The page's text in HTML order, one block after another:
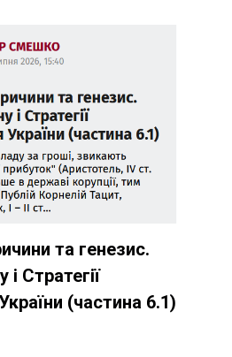
та генезис.
Стратегії
(частина 6.1)